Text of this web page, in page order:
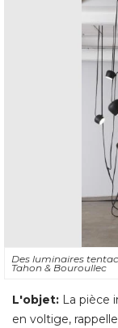
Des luminaires
Tahon & Bouroullec
L'objet: La pièce
en voltige,